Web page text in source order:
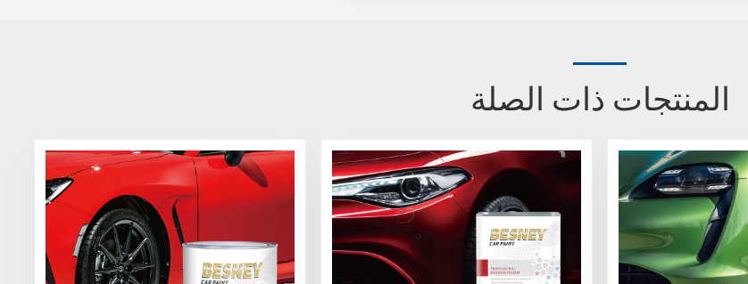
المنتجات ذات الصلة